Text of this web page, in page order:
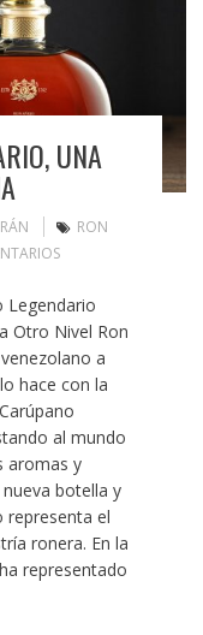
UNA
RON
Legendario
Otro Nivel Ron
a
hace con la
al mundo
aromas y
botella y
representa el
ronera. En la
representado